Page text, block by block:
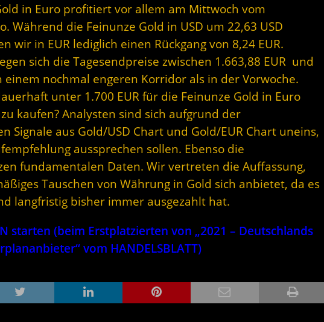
in Euro profitiert vor allem am Mittwoch vom
Während die Feinunze Gold in USD um 22,63 USD
wir in EUR lediglich einen Rückgang von 8,24 EUR.
sich die Tagesendpreise zwischen 1.663,88 EUR und
einem nochmal engeren Korridor als in der Vorwoche.
unter 1.700 EUR für die Feinunze Gold in Euro
kaufen? Analysten sind sich aufgrund der
Signale aus Gold/USD Chart und Gold/EUR Chart uneins,
aussprechen sollen. Ebenso die
fundamentalen Daten. Wir vertreten die Auffassung,
Tauschen von Währung in Gold sich anbietet, da es
langfristig bisher immer ausgezahlt hat.
starten (beim Erstplatzierten von „2021 – Deutschlands
vom HANDELSBLATT)